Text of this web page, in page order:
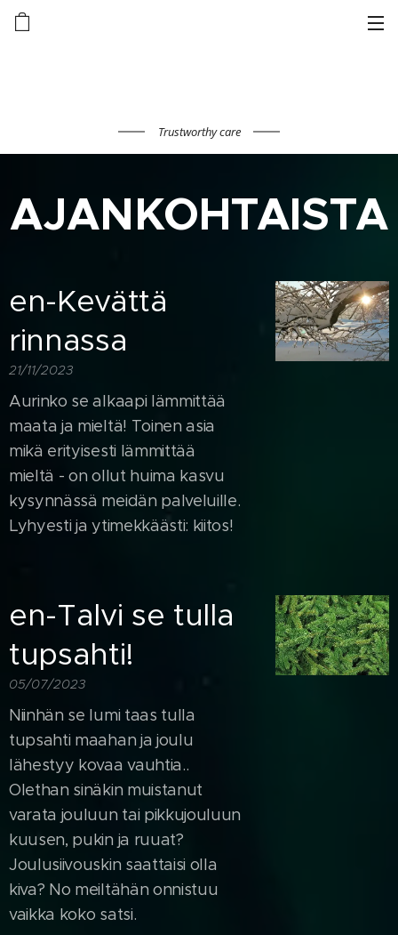
Trustworthy care
AJANKOHTAISTA
en-Kevättä
rinnassa
21/11/2023
Aurinko se alkaapi lämmittää
maata ja mieltä! Toinen asia
mikä erityisesti lämmittää
mieltä - on ollut huima kasvu
kysynnässä meidän palveluille.
Lyhyesti ja ytimekkäästi: kiitos!
en-Talvi se tulla
tupsahti!
05/07/2023
Niinhän se lumi taas tulla
tupsahti maahan ja joulu
lähestyy kovaa vauhtia..
Olethan sinäkin muistanut
varata jouluun tai pikkujouluun
kuusen, pukin ja ruuat?
Joulusiivouskin saattaisi olla
kiva? No meiltähän onnistuu
vaikka koko satsi.